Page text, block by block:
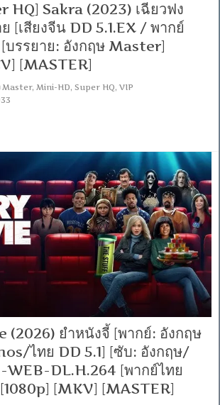
HQ] Sakra (2023) เฉียวฟง
[เสียงจีน DD 5.1.EX / พากย์
บรรยาย: อังกฤษ Master]
[MASTER]
Master,Mini-HD,Super HQ,VIP
(2026) ยำหนังจี้ [พากย์: อังกฤษ
ไทย DD 5.1] [ซับ: อังกฤษ/
WEB-DL.H.264 [พากย์ไทย
[MKV] [MASTER]